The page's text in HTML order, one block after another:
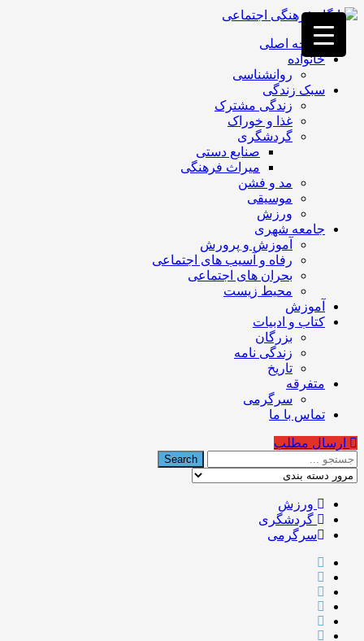
فصد
خون
غرب
تهران
خشکشویی
تصفیه
تهران
صفحه اصلی
خانواده
روانشناسی
سبک زندگی
زندگی مشترک
غذا و خوراک
گردشگری
صنایع دستی
میراث فرهنگی
مد و فشن
موسیقی
ورزش
جامعه شهری
آموزش و پرورش
رفاه و آسیب های اجتماعی
بحران های اجتماعی
محیط زیست
آموزش
کتاب و ادبیات
بزرگان
زندگی نامه
تاریخ
متفرقه
سرگرمی
تماس با ما
ارسال مطلب
ورزش
گردشگری
سرگرمی